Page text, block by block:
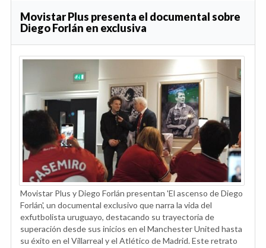
Movistar Plus presenta el documental sobre
Diego Forlán en exclusiva
Movistar Plus y Diego Forlán presentan 'El ascenso de Diego
Forlán', un documental exclusivo que narra la vida del
exfutbolista uruguayo, destacando su trayectoria de
superación desde sus inicios en el Manchester United hasta
su éxito en el Villarreal y el Atlético de Madrid. Este retrato